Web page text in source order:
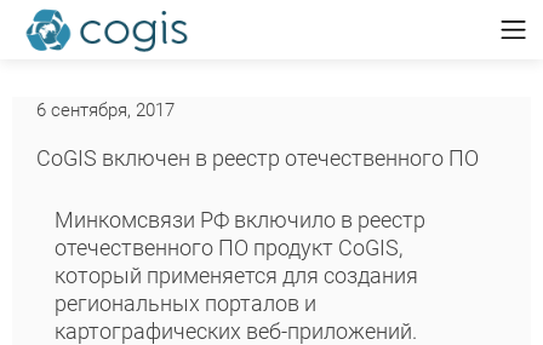
6 сентября, 2017
CoGIS включен в реестр отечественного ПО
Минкомсвязи РФ включило в реестр
отечественного ПО продукт CoGIS,
который применяется для создания
региональных порталов и
картографических веб-приложений.